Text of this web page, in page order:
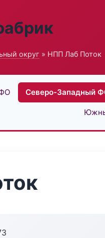
округ » НПП Лаб Поток
Северо-Западный